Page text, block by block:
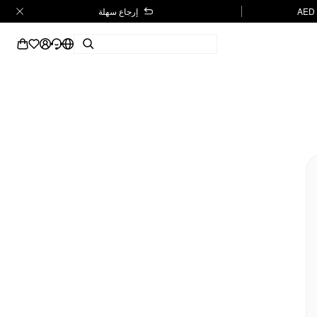
إرجاع سهلة